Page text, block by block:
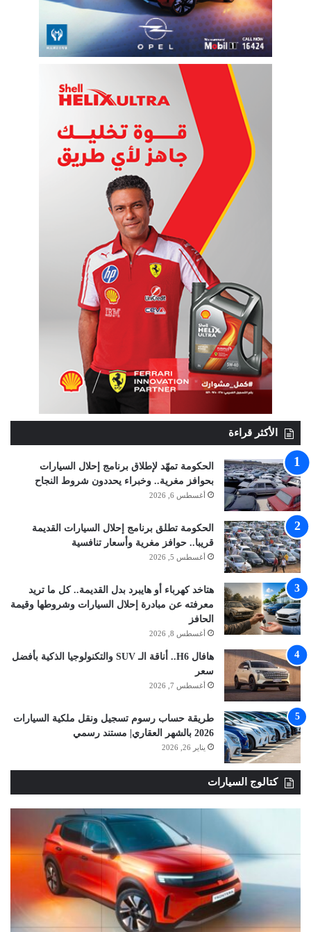
الأكثر قراءة
الحكومة تمهّد لإطلاق برنامج إحلال السيارات
بحوافز مغرية.. وخبراء يحددون شروط النجاح
أغسطس 6, 2026
الحكومة تطلق برنامج إحلال السيارات القديمة
قريبا.. حوافز مغرية وأسعار تنافسية
أغسطس 5, 2026
هتاخد كهرباء أو هايبرد بدل القديمة.. كل ما تريد
معرفته عن مبادرة إحلال السيارات وشروطها وقيمة
الحافز
أغسطس 8, 2026
هافال H6.. أناقة الـ SUV والتكنولوجيا الذكية بأفضل
سعر
أغسطس 7, 2026
طريقة حساب رسوم تسجيل ونقل ملكية السيارات
2026 بالشهر العقاري| مستند رسمي
يناير 26, 2026
كتالوج السيارات